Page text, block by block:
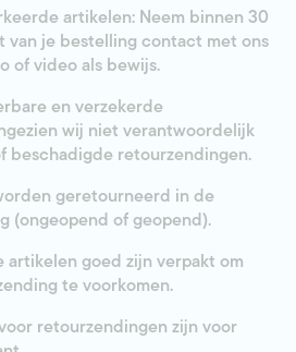
artikelen: Neem binnen30
van je bestelling contact met ons
of videoals bewijs.
en verzekerde
wij niet verantwoordelijk
beschadigde retourzendingen.
geretourneerd in de
(ongeopend of geopend).
artikelen goed zijn verpakt om
te voorkomen.
retourzendingen zijn voor